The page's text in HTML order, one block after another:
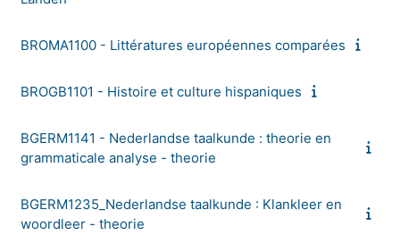
BROMA1100 - Littératures européennes comparées
BROGB1101 - Histoire et culture hispaniques
BGERM1141 - Nederlandse taalkunde : theorie en
grammaticale analyse - theorie
BGERM1235_Nederlandse taalkunde : Klankleer en
woordleer - theorie